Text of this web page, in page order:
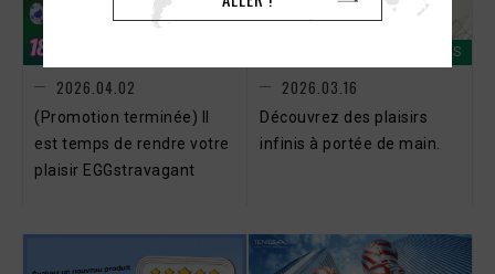
2026.04.02
(Promotion terminée) Il
est temps de rendre votre
plaisir EGGstravagant
ACTUALITÉS
2026.03.16
Découvrez des plaisirs
infinis à portée de main.